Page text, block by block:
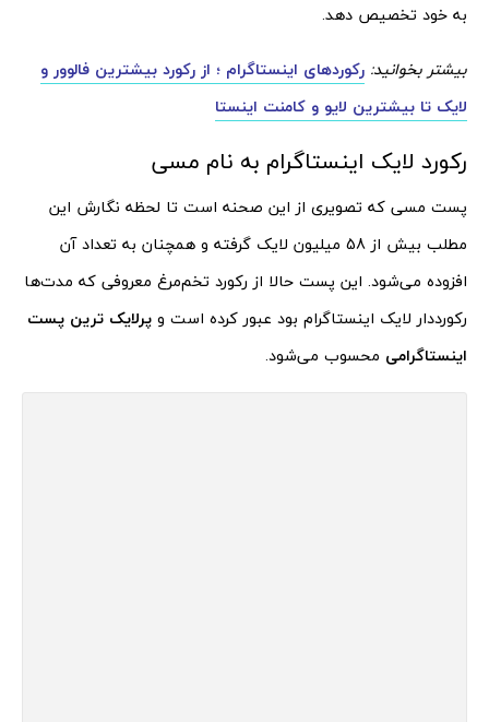
به خود تخصیص دهد.
بیشتر بخوانید: رکوردهای اینستاگرام ؛ از رکورد بیشترین فالوور و
لایک تا بیشترین لایو و کامنت اینستا
رکورد لایک اینستاگرام به نام مسی
پست مسی که تصویری از این صحنه است تا لحظه نگارش این
مطلب بیش از 58 میلیون لایک گرفته و همچنان به تعداد آن
افزوده می‌شود. این پست حالا از رکورد تخم‌مرغ معروفی که مدت‌ها
رکورددار لایک اینستاگرام بود عبور کرده است و پرلایک ترین پست
اینستاگرامی محسوب می‌شود.